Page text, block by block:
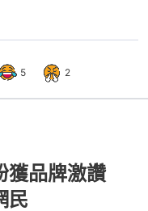
5 2
獲品牌激讚
民